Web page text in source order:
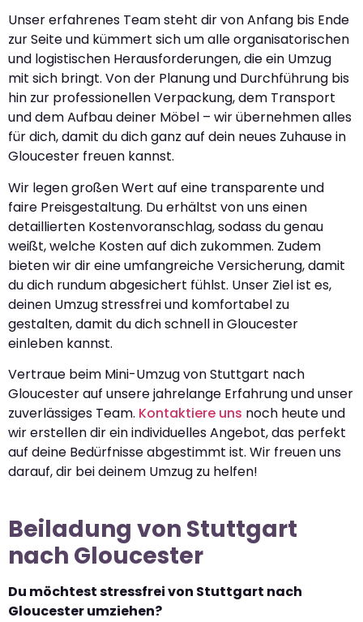
Unser erfahrenes Team steht dir von Anfang bis Ende
zur Seite und kümmert sich um alle organisatorischen
und logistischen Herausforderungen, die ein Umzug
mit sich bringt. Von der Planung und Durchführung bis
hin zur professionellen Verpackung, dem Transport
und dem Aufbau deiner Möbel – wir übernehmen alles
für dich, damit du dich ganz auf dein neues Zuhause in
Gloucester freuen kannst.
Wir legen großen Wert auf eine transparente und
faire Preisgestaltung. Du erhältst von uns einen
detaillierten Kostenvoranschlag, sodass du genau
weißt, welche Kosten auf dich zukommen. Zudem
bieten wir dir eine umfangreiche Versicherung, damit
du dich rundum abgesichert fühlst. Unser Ziel ist es,
deinen Umzug stressfrei und komfortabel zu
gestalten, damit du dich schnell in Gloucester
einleben kannst.
Vertraue beim Mini-Umzug von Stuttgart nach
Gloucester auf unsere jahrelange Erfahrung und unser
zuverlässiges Team. Kontaktiere uns noch heute und
wir erstellen dir ein individuelles Angebot, das perfekt
auf deine Bedürfnisse abgestimmt ist. Wir freuen uns
darauf, dir bei deinem Umzug zu helfen!
Beiladung von Stuttgart
nach Gloucester
Du möchtest stressfrei von Stuttgart nach
Gloucester umziehen?